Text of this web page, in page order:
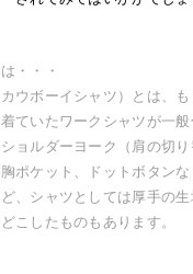
・・・
ウボーイシャツ）とは、
ていたワークシャツが一般
ョルダーヨーク（肩の切
ポケット、ドットボタン
、シャツとしては厚手の
こしたものもあります。